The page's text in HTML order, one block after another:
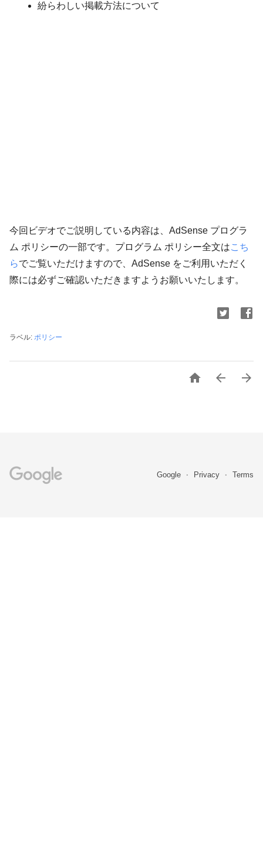
紛らわしい掲載方法について
今回ビデオでご説明している内容は、AdSense プログラ
ム ポリシーの一部です。プログラム ポリシー全文はこち
らでご覧いただけますので、AdSense をご利用いただく
際には必ずご確認いただきますようお願いいたします。
ラベル: ポリシー
  
Google Privacy Terms